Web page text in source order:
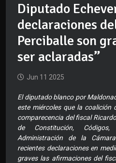
Diputado
declaraciones
Perciballe son
ser aclaradas”
Jun 11 2025
El diputado blanco por
este miércoles que la coalición
comparecencia del fiscal
de Constitución,
Administración de la
recientes declaraciones en
graves las afirmaciones del